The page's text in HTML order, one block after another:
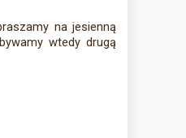
na jesienną
wtedy drugą